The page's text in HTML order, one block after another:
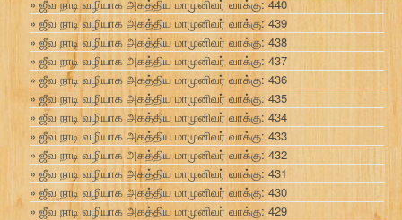
ஜீவ நாடி வழியாக அகத்திய மாமுனிவர் வாக்கு: 440
ஜீவ நாடி வழியாக அகத்திய மாமுனிவர் வாக்கு: 439
ஜீவ நாடி வழியாக அகத்திய மாமுனிவர் வாக்கு: 438
ஜீவ நாடி வழியாக அகத்திய மாமுனிவர் வாக்கு: 437
ஜீவ நாடி வழியாக அகத்திய மாமுனிவர் வாக்கு: 436
ஜீவ நாடி வழியாக அகத்திய மாமுனிவர் வாக்கு: 435
ஜீவ நாடி வழியாக அகத்திய மாமுனிவர் வாக்கு: 434
ஜீவ நாடி வழியாக அகத்திய மாமுனிவர் வாக்கு: 433
ஜீவ நாடி வழியாக அகத்திய மாமுனிவர் வாக்கு: 432
ஜீவ நாடி வழியாக அகத்திய மாமுனிவர் வாக்கு: 431
ஜீவ நாடி வழியாக அகத்திய மாமுனிவர் வாக்கு: 430
ஜீவ நாடி வழியாக அகத்திய மாமுனிவர் வாக்கு: 429